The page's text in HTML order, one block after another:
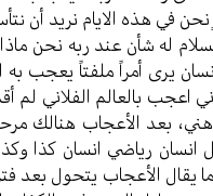
في هذه الايام نريد أن
له شأن عند ربه نحن
يرى أمراً ملفتاً يعجب
بالعالم الفلاني لم
بعد الأعجاب هنالك
رياضي انسان كذا
الأعجاب يتحول بعد